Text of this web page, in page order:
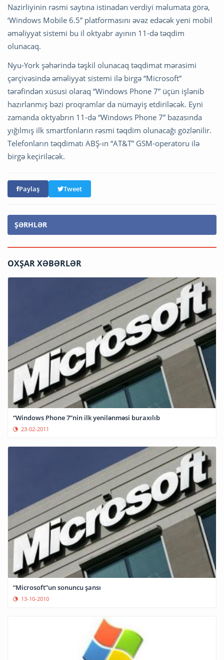
Nazirliyinin rəsmi saytına istinadən verdiyi məlumata görə,
‘Windows Mobile 6.5” platformasını əvəz edəcək yeni mobil
əməliyyat sistemi bu il oktyabr ayının 11-də təqdim
olunacaq.
Nyu-York şəhərində təşkil olunacaq təqdimat mərasimi
çərçivəsində əməliyyat sistemi ilə birgə “Microsoft”
tərəfindən xüsusi olaraq “Windows Phone 7” üçün işlənib
hazırlanmış bəzi proqramlar da nümayiş etdiriləcək. Eyni
zamanda oktyabrın 11-də “Windows Phone 7” bazasında
yığılmış ilk smartfonların rəsmi təqdim olunacağı gözlənilir.
Telefonların təqdimatı ABŞ-ın “AT&T” GSM-operatoru ilə
birgə keçiriləcək.
Paylaş Tweet
ŞƏRHLƏR
OXŞAR XƏBƏRLƏR
“Windows Phone 7”nin ilk yenilənməsi buraxılıb
23-02-2011
“Microsoft”un sonuncu şansı
13-10-2010